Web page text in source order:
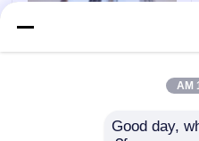
Good day,